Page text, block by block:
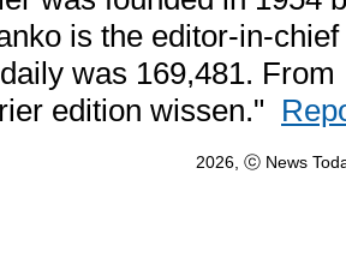
is the editor-in-
was 169,481.
edition wissen."
2026, ⓒ News